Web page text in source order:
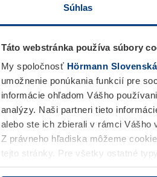
Súhlas
Táto webstránka používa súbory
My spoločnosť Hörmann
umožnenie ponúkania funkcií pre
informácie ohľadom Vášho
analýzy. Naši partneri tieto
alebo ste ich zbierali v rámci Vášho
Z právneho hľadiska môžeme
tejto stránky. Pre všetky ostatné
alebo odvolať vo vysvetlení cookie